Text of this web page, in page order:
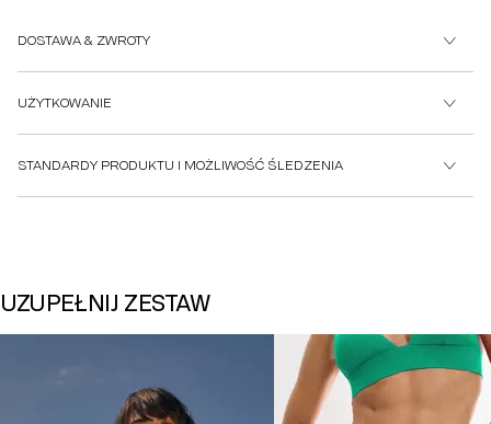
DOSTAWA & ZWROTY
UŻYTKOWANIE
STANDARDY PRODUKTU I MOŻLIWOŚĆ ŚLEDZENIA
UZUPEŁNIJ ZESTAW